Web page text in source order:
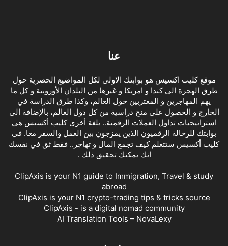
عنا
موقع كليب اكسيس هو بوابتك الاولى لكل المواضيع الحصرية حول
طرق الهجرة الى كندا و امريكا و غيرها من البلدان الأوروبية و كل ما
يهم المهاجرين و المغتربين حول العالم، وكذا طرق الدراسة في
الخارج و الحصول على منح دراسية من كل دول العالم، بالإضافة الى
استراتيجيات تداول العملات الرقمية.. بلغة أخرى كليب أكسيس هي
بوابتك للرحالة الرقميون الذين يمزجون بين العمل والسفر معا. في
كليب أكسيس ستتعلم كيف تجمع المال و تهاجر.. فقط ثق في نفسك
انك يمكنك تحقيق ذلك .
ClipAxis is your N1 guide to Immigration, Travel & study
abroad
ClipAxis is your N1 crypto-trading tips & tricks source
ClipAxis - is a digital nomad community
AI Translation Tools – NovaLexy